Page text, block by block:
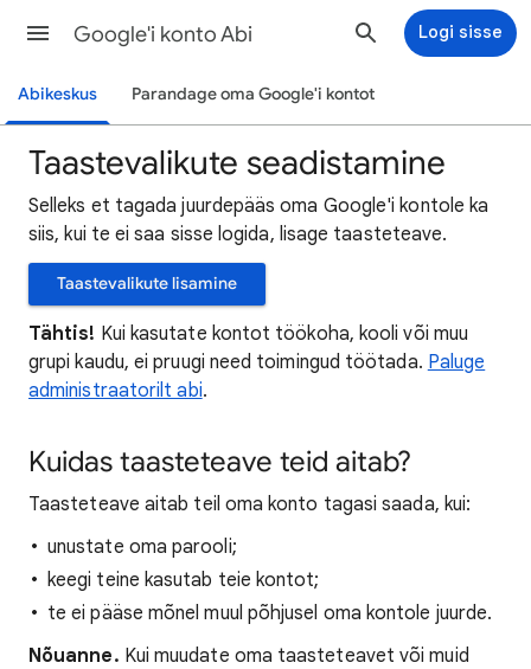
Google'i konto Abi Logi sisse
Abikeskus Parandage oma Google'i kontot
Taastevalikute seadistamine
Selleks et tagada juurdepääs oma Google'i kontole ka
siis, kui te ei saa sisse logida, lisage taasteteave.
Taastevalikute lisamine
Tähtis! Kui kasutate kontot töökoha, kooli või muu
grupi kaudu, ei pruugi need toimingud töötada. Paluge
administraatorilt abi.
Kuidas taasteteave teid aitab?
Taasteteave aitab teil oma konto tagasi saada, kui:
unustate oma parooli;
keegi teine kasutab teie kontot;
te ei pääse mõnel muul põhjusel oma kontole juurde.
Nõuanne. Kui muudate oma taasteteavet või muid